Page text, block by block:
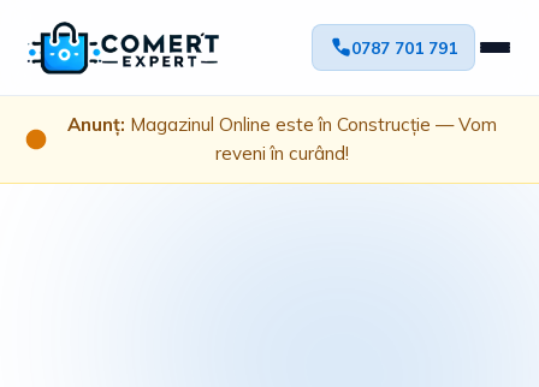
0787 701 791
Anunț: Magazinul Online este în Construcție — Vom
reveni în curând!